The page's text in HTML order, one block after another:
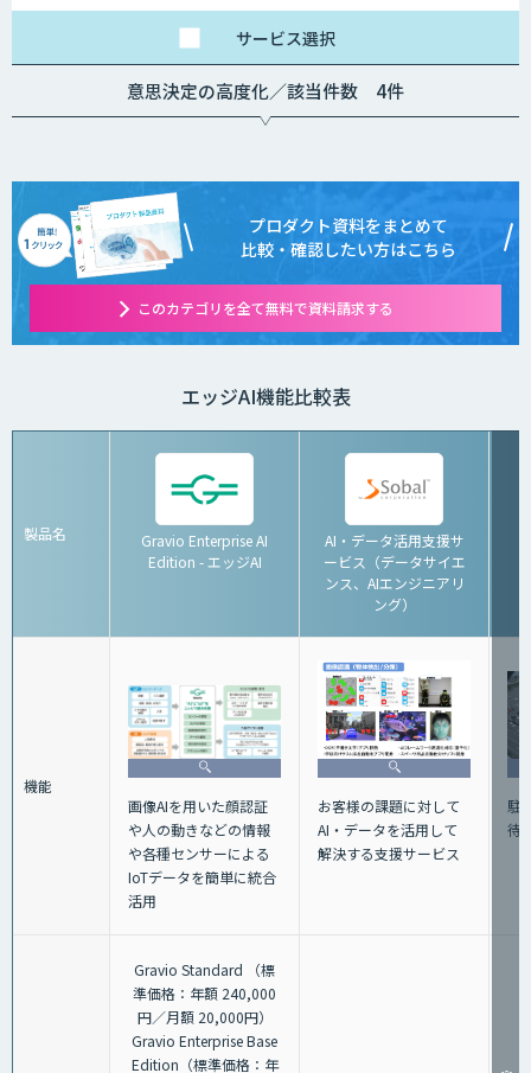
サービス選択
意思決定の高度化／該当件数 4件
プロダクト資料をまとめて
比較・確認したい方はこちら
このカテゴリを全て無料で資料請求する
エッジAI機能比較表
製品名
Gravio Enterprise AI
Edition - エッジAI
AI・データ活用支援サ
ービス（データサイエ
ンス、AIエンジニアリ
ング）
機能
画像AIを用いた顔認証
や人の動きなどの情報
や各種センサーによる
IoTデータを簡単に統合
活用
お客様の課題に対して
AI・データを活用して
解決する支援サービス
駐
待
Gravio Standard （標
準価格：年額 240,000
円／月額 20,000円）
Gravio Enterprise Base
Edition（標準価格：年